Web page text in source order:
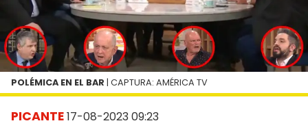
PICANTE17-08-2023 09:23
POLÉMICA EN EL BAR | CAPTURA: AMÉRICA TV